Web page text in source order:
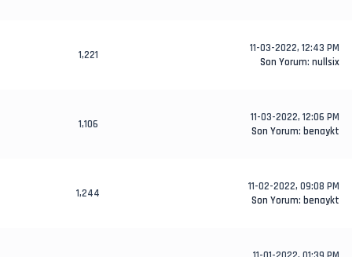
1,221
11-03-2022, 12:43 PM
Son Yorum: nullsix
1,106
11-03-2022, 12:06 PM
Son Yorum: benaykt
1,244
11-02-2022, 09:08 PM
Son Yorum: benaykt